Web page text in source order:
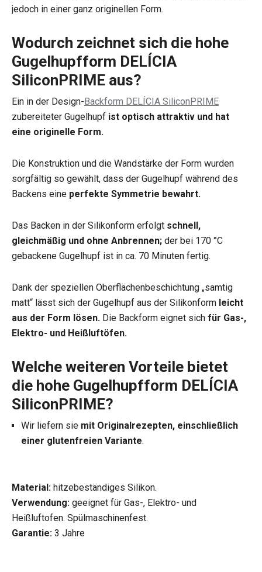
jedoch in einer ganz originellen Form.
Wodurch zeichnet sich die hohe
Gugelhupfform DELÍCIA
SiliconPRIME aus?
Ein in der Design-Backform DELÍCIA SiliconPRIME
zubereiteter Gugelhupf ist optisch attraktiv und hat
eine originelle Form.
Die Konstruktion und die Wandstärke der Form wurden
sorgfältig so gewählt, dass der Gugelhupf während des
Backens eine perfekte Symmetrie bewahrt.
Das Backen in der Silikonform erfolgt schnell,
gleichmäßig und ohne Anbrennen; der bei 170 °C
gebackene Gugelhupf ist in ca. 70 Minuten fertig.
Dank der speziellen Oberflächenbeschichtung „samtig
matt“ lässt sich der Gugelhupf aus der Silikonform leicht
aus der Form lösen. Die Backform eignet sich für Gas-,
Elektro- und Heißluftöfen.
Welche weiteren Vorteile bietet
die hohe Gugelhupfform DELÍCIA
SiliconPRIME?
Wir liefern sie mit Originalrezepten, einschließlich
einer glutenfreien Variante.
Material: hitzebeständiges Silikon.
Verwendung: geeignet für Gas-, Elektro- und
Heißluftofen. Spülmaschinenfest.
Garantie: 3 Jahre